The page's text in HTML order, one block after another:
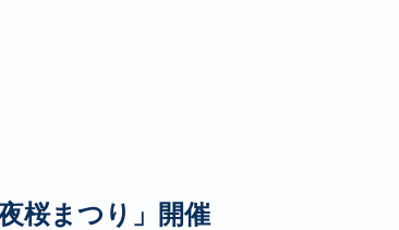
桜まつり」開催